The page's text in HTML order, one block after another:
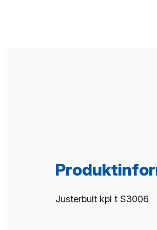
Justerbult kpl t S3006